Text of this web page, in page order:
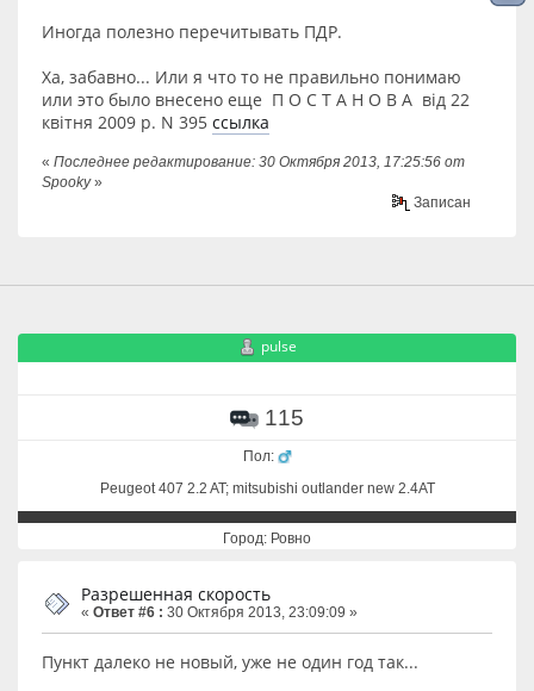
Иногда полезно перечитывать ПДР.
Ха, забавно... Или я что то не правильно понимаю
или это было внесено еще П О С Т А Н О В А від 22
квітня 2009 р. N 395 ссылка
« Последнее редактирование: 30 Октября 2013, 17:25:56 от
Spooky»
Записан
pulse
115
Пол:
Peugeot 407 2.2 AT; mitsubishi outlander new 2.4AT
Город: Ровно
Разрешенная скорость
« Ответ #6 : 30 Октября 2013, 23:09:09 »
Пункт далеко не новый, уже не один год так...